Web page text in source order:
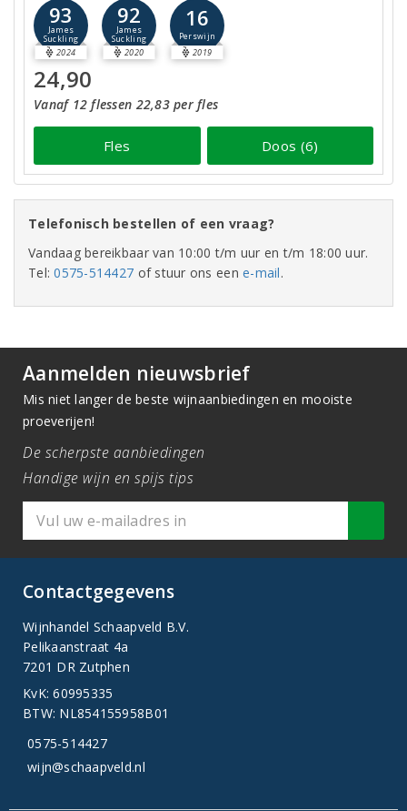
93
James
Suckling
2024
92
James
Suckling
2020
16
Perswijn
2019
24,90
Vanaf 12 flessen 22,83 per fles
Fles Doos (6)
Telefonisch bestellen of een vraag?
Vandaag bereikbaar van 10:00 t/m uur en t/m 18:00 uur.
Tel:0575-514427 of stuur ons eene-mail.
Aanmelden nieuwsbrief
Mis niet langer de beste wijnaanbiedingen en mooiste
proeverijen!
De scherpste aanbiedingen
Handige wijn en spijs tips
Contactgegevens
Wijnhandel Schaapveld B.V.
Pelikaanstraat 4a
7201 DR Zutphen
KvK: 60995335
BTW: NL854155958B01
0575-514427
wijn@schaapveld.nl